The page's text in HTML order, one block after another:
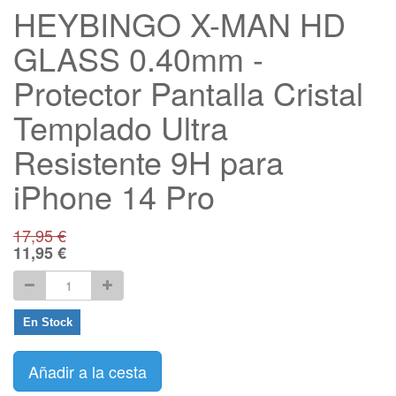
HEYBINGO X-MAN HD
GLASS 0.40mm -
Protector Pantalla Cristal
Templado Ultra
Resistente 9H para
iPhone 14 Pro
17,95€
11,95€
En Stock
Añadir a la cesta